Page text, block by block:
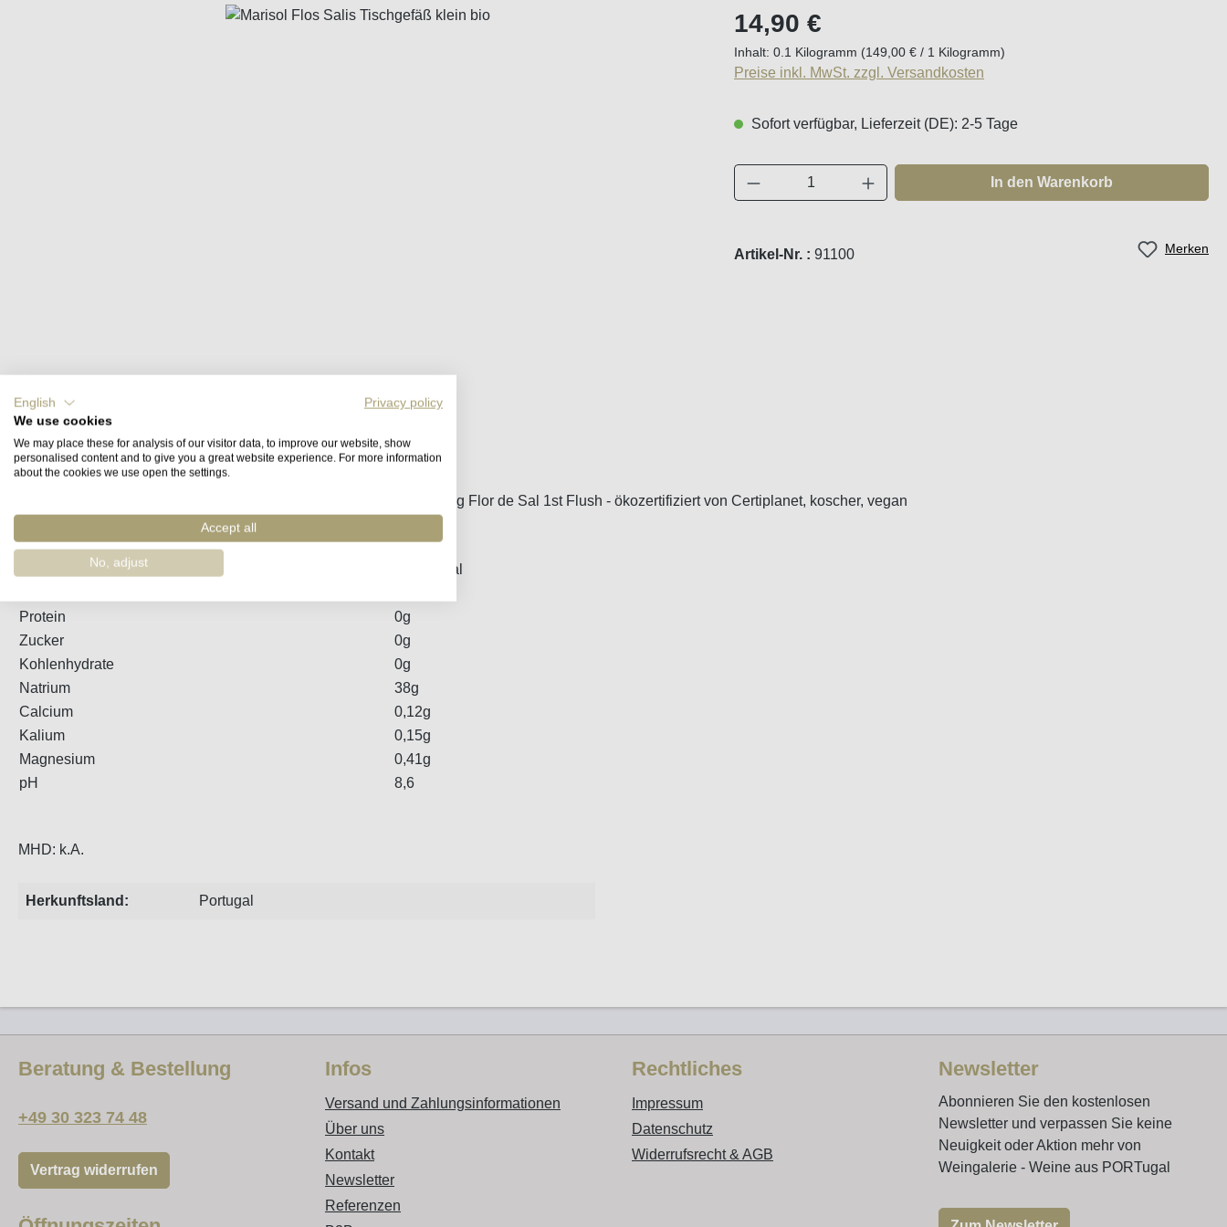
Regulärer Preis:
14,90 €
Inhalt: 0.1 Kilogramm (149,00 € / 1 Kilogramm)
Preise inkl. MwSt. zzgl. Versandkosten
Sofort verfügbar, Lieferzeit (DE): 2-5 Tage
Produkt Anzahl: Gib den gewünschten Wert ein
In den Warenkorb
Merken
Artikel-Nr. : 91100
Steckbrief Produzent Bewertungen
glasiertes Keramik-Tischsalzgefäß (rund) mit Servierschale und 100g Flor de Sal 1st Flush - ökozertifiziert von Certiplanet, koscher, vegan
Durchschnittliche Nährwerte pro 100g
0kJ / 0kcal
Protein
0g
Zucker
0g
Kohlenhydrate
0g
Natrium
38g
Calcium
0,12g
Kalium
0,15g
Magnesium
0,41g
pH
8,6
MHD: k.A.
Herkunftsland: Portugal
Beratung & Bestellung
+49 30 323 74 48
Vertrag widerrufen
Infos
Versand und Zahlungsinformationen
Über uns
Kontakt
Newsletter
Referenzen
Rechtliches
Impressum
Datenschutz
Widerrufsrecht & AGB
Newsletter
Abonnieren Sie den kostenlosen
Newsletter und verpassen Sie keine
Neuigkeit oder Aktion mehr von
Weingalerie - Weine aus PORTugal
English
Privacy policy
We use cookies
We may place these for analysis of our visitor data, to improve our website, show
personalised content and to give you a great website experience. For more information
about the cookies we use open the settings.
Accept all
No, adjust